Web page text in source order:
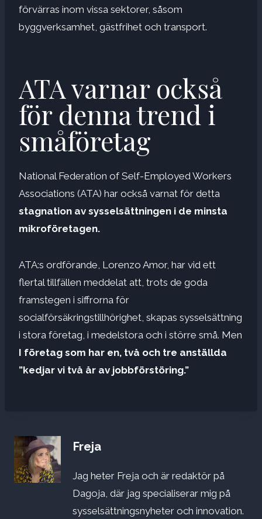
förvärras inom vissa sektorer, såsom
byggverksamhet, gästfrihet och transport.
ATA varnar också
för denna trend i
småföretag
National Federation of Self-Employed Workers
Associations (ATA) har också varnat för detta
stagnation av sysselsättningen i de minsta
mikroföretagen.
ATA:s ordförande, Lorenzo Amor, har vid ett
flertal tillfällen meddelat att, trots de goda
framstegen i siffrorna för
socialförsäkringstillhörighet, skapas sysselsättning
i stora företag, i medelstora och i större små. Men
I företag som har en, två och tre anställda
”kedjar vi två år av jobbförstöring.”
Freja
Jag heter Freja och är redaktör på
Dagoja, där jag specialiserar mig på
sysselsättningsnyheter och innovation.